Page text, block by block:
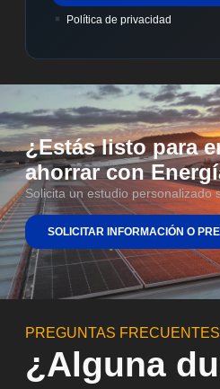
​ Política de privacidad
¿Estás listo para
ahorrar con
Solicita un estudio personalizado
SOLICITAR INFORMACIÓN O
PREGUNTAS FRECUENTES
¿Alguna